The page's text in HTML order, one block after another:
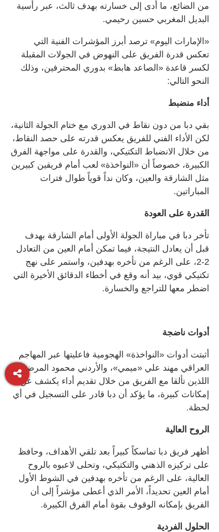
من الضائع، ما أدى إلى خسارته بهدف ثالث، عبر رأسية
البديل المغربي حسين رحيمي.
«الإمارات اليوم» ترصد أبرز المؤشرات الفنية التي
تعكس قدرة الفريق على النهوض في الجولات المقبلة
لكسر قاعدة «الصاعد هابط» بدوري المحترفين، وذلك
النحو التالي:
أداء منضبط
بقي دبا من دون نقاط في الدوري مع ختام الجولة الثانية،
لكن الأداء الفني للفريق يعكس قدرته على حصد النقاط،
من خلال الانضباط التكتيكي، والقدرة على مواجهة الفرق
الكبيرة، خصوصاً أن «النواخذة» لعب أمام فريقين كبيرين
مثل الشارقة والعين، وكان نداً قوياً طوال فترات
المباراتين.
القدرة على العودة
تأخر دبا في مباراة الجولة الأولى أمام الشارقة بهدف
قبل أن يعادل النتيجة، فيما تمكن أمام العين من التعادل
2-2، على الرغم من تأخره بهدفين، واستمر على نهج
تكتيكي قوي، بيد أنه وقع في أخطاء الدقائق الأخيرة التي
اضطر معها للتراجع والخسارة.
أدوات ناضجة
أثبتت أدوات «النواخذة» الهجومية فاعليتها عبر المهاجم
العراقي مهند علي «ميمي»، والأردني محمود المرضي،
اللذين تألقا مع الفريق من خلال تقديم أداء يكشف عن
إمكانات كبيرة، ما يؤكد أن دبا قادر على التسجيل في أي
لحظة.
الروح العالية
أظهر فريق دبا تماسكاً كبيراً بعد تلقي الأهداف، وحافظ
على تركيزه الذهني والتكتيكي، وتحلى لاعبوه بالروح
العالية، على الرغم من تأخره بهدفين في الشوط الأول
أمام العين تحديداً، الأمر الذي أعطى مؤشراً إلى أن
الفريق بإمكانه الوقوف بقوة أمام الفرق الكبيرة.
الحلول الفردية